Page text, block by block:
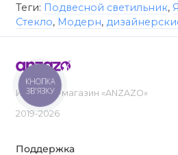
Теги: Подвесной светильник,
Стекло, Модерн,
Интернет-магазин «ANZAZO»
2019-2026
Поддержка
КНОПКА
ЗВ'ЯЗКУ